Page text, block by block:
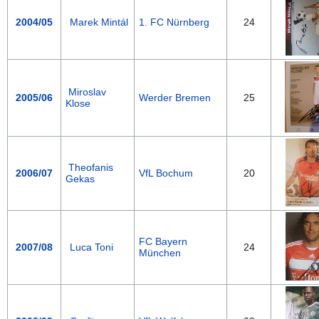
2004/05 Marek Mintál 1. FC Nürnberg 24
2005/06
Miroslav
Klose
Werder Bremen 25
2006/07
Theofanis
Gekas
VfL Bochum 20
2007/08 Luca Toni
FC Bayern
München
24